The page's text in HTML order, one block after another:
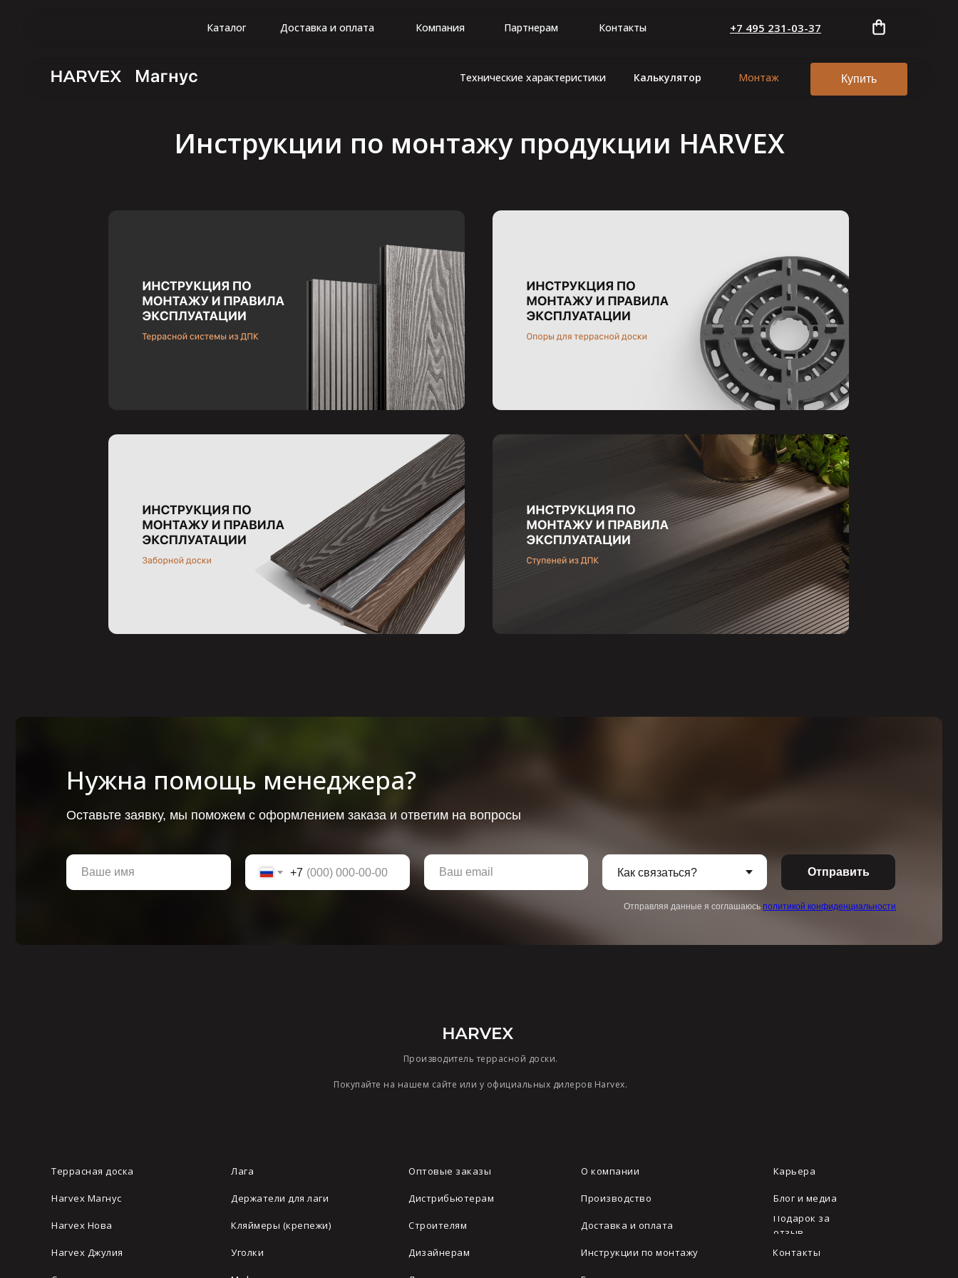
Доставка и оплата Компания Контакты
Партнерам
Каталог +7 495 231-03-37
Технические характеристики Калькулятор Монтаж Купить
Инструкции по монтажу продукции HARVEX
Нужна помощь менеджера?
+7 Отправить
Оставьте заявку, мы поможем с оформлением заказа и ответим на вопросы
Отправляя данные я соглашаюсь политикой конфиденциальности
Дистрибьютерам
Строителям
Дизайнерам
Оптовые заказы
Террасная доска
Harvex Магнус
Harvex Нова
Harvex Джулия
Кляймеры (крепежи)
Уголки
Лага
Держатели для лаги
Доставка и оплата
Производство
О компании
Инструкции по монтажу
Подарок за
отзыв
Контакты
Карьера
Блог и медиа
Производитель террасной доски.
Покупайте на нашем сайте или у официальных дилеров Harvex.